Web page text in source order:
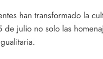
han transformado la
de julio no solo las